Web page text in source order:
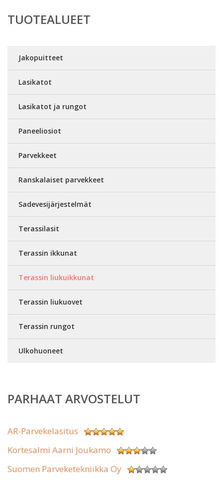
TUOTEALUEET
Jakopuitteet
Lasikatot
Lasikatot ja rungot
Paneeliosiot
Parvekkeet
Ranskalaiset parvekkeet
Sadevesijärjestelmät
Terassilasit
Terassin ikkunat
Terassin liukuikkunat
Terassin liukuovet
Terassin rungot
Ulkohuoneet
PARHAAT ARVOSTELUT
AR-Parvekelasitus
Kortesalmi Aarni Joukamo
Suomen Parveketekniikka Oy